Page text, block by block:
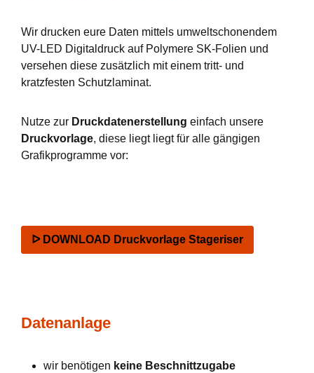
Wir drucken eure Daten mittels umweltschonendem
UV-LED Digitaldruck auf Polymere SK-Folien und
versehen diese zusätzlich mit einem tritt- und
kratzfesten Schutzlaminat.
Nutze zur Druckdatenerstellung einfach unsere
Druckvorlage, diese liegt liegt für alle gängigen
Grafikprogramme vor:
ᐅ DOWNLOAD Druckvorlage Stageriser
Datenanlage
wir benötigen keine Beschnittzugabe